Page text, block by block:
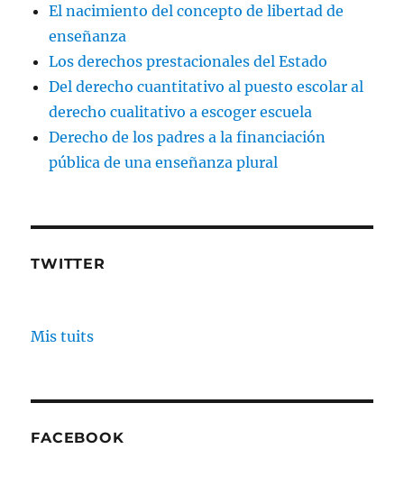
El nacimiento del concepto de libertad de
enseñanza
Los derechos prestacionales del Estado
Del derecho cuantitativo al puesto escolar al
derecho cualitativo a escoger escuela
Derecho de los padres a la financiación
pública de una enseñanza plural
TWITTER
Mis tuits
FACEBOOK